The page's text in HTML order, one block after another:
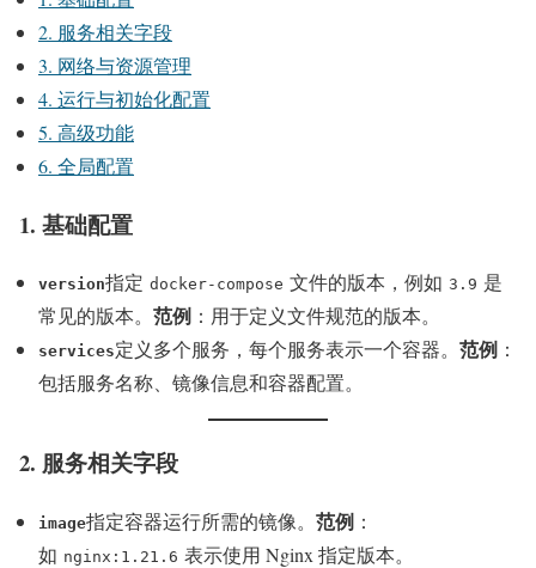
2. 服务相关字段
3. 网络与资源管理
4. 运行与初始化配置
5. 高级功能
6. 全局配置
1. 基础配置
version指定 docker-compose 文件的版本，例如 3.9 是
常见的版本。 范例 ：用于定义文件规范的版本。
services定义多个服务，每个服务表示一个容器。 范例 ：
包括服务名称、镜像信息和容器配置。
2. 服务相关字段
image指定容器运行所需的镜像。 范例 ：
如 nginx:1.21.6 表示使用 Nginx 指定版本。